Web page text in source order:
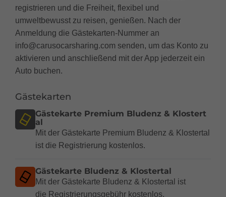
registrieren und die Freiheit, flexibel und
umweltbewusst zu reisen, genießen. Nach der
Anmeldung die Gästekarten-Nummer an
info@carusocarsharing.com senden, um das Konto zu
aktivieren und anschließend mit der App jederzeit ein
Auto buchen.
Gästekarten
Gästekarte Premium Bludenz & Klostert
al
Mit der Gästekarte Premium Bludenz & Klostertal
ist die Registrierung kostenlos.
Gästekarte Bludenz & Klostertal
Mit der Gästekarte Bludenz & Klostertal ist
die Registrierungsgebühr kostenlos.